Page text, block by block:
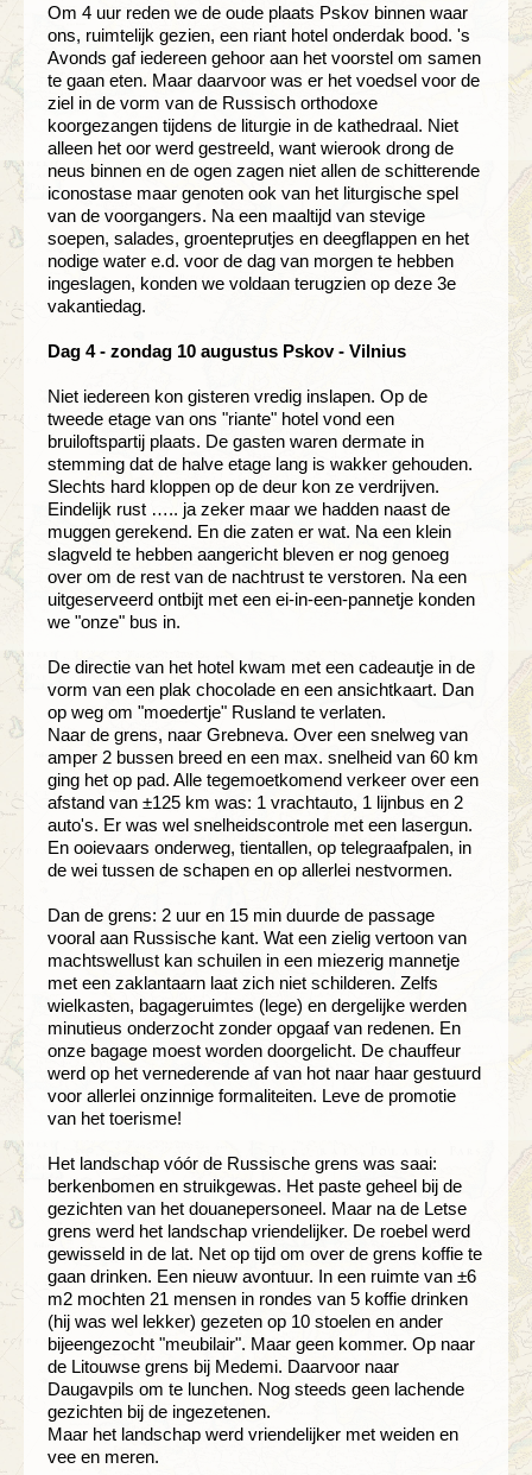
Om 4 uur reden we de oude plaats Pskov binnen waar
ons, ruimtelijk gezien, een riant hotel onderdak bood. 's
Avonds gaf iedereen gehoor aan het voorstel om samen
te gaan eten. Maar daarvoor was er het voedsel voor de
ziel in de vorm van de Russisch orthodoxe
koorgezangen tijdens de liturgie in de kathedraal. Niet
alleen het oor werd gestreeld, want wierook drong de
neus binnen en de ogen zagen niet allen de schitterende
iconostase maar genoten ook van het liturgische spel
van de voorgangers. Na een maaltijd van stevige
soepen, salades, groenteprutjes en deegflappen en het
nodige water e.d. voor de dag van morgen te hebben
ingeslagen, konden we voldaan terugzien op deze 3e
vakantiedag.
Dag 4 - zondag 10 augustus Pskov - Vilnius
Niet iedereen kon gisteren vredig inslapen. Op de
tweede etage van ons "riante" hotel vond een
bruiloftspartij plaats. De gasten waren dermate in
stemming dat de halve etage lang is wakker gehouden.
Slechts hard kloppen op de deur kon ze verdrijven.
Eindelijk rust ….. ja zeker maar we hadden naast de
muggen gerekend. En die zaten er wat. Na een klein
slagveld te hebben aangericht bleven er nog genoeg
over om de rest van de nachtrust te verstoren. Na een
uitgeserveerd ontbijt met een ei-in-een-pannetje konden
we "onze" bus in.
De directie van het hotel kwam met een cadeautje in de
vorm van een plak chocolade en een ansichtkaart. Dan
op weg om "moedertje" Rusland te verlaten.
Naar de grens, naar Grebneva. Over een snelweg van
amper 2 bussen breed en een max. snelheid van 60 km
ging het op pad. Alle tegemoetkomend verkeer over een
afstand van ±125 km was: 1 vrachtauto, 1 lijnbus en 2
auto's. Er was wel snelheidscontrole met een lasergun.
En ooievaars onderweg, tientallen, op telegraafpalen, in
de wei tussen de schapen en op allerlei nestvormen.
Dan de grens: 2 uur en 15 min duurde de passage
vooral aan Russische kant. Wat een zielig vertoon van
machtswellust kan schuilen in een miezerig mannetje
met een zaklantaarn laat zich niet schilderen. Zelfs
wielkasten, bagageruimtes (lege) en dergelijke werden
minutieus onderzocht zonder opgaaf van redenen. En
onze bagage moest worden doorgelicht. De chauffeur
werd op het vernederende af van hot naar haar gestuurd
voor allerlei onzinnige formaliteiten. Leve de promotie
van het toerisme!
Het landschap vóór de Russische grens was saai:
berkenbomen en struikgewas. Het paste geheel bij de
gezichten van het douanepersoneel. Maar na de Letse
grens werd het landschap vriendelijker. De roebel werd
gewisseld in de lat. Net op tijd om over de grens koffie te
gaan drinken. Een nieuw avontuur. In een ruimte van ±6
m2 mochten 21 mensen in rondes van 5 koffie drinken
(hij was wel lekker) gezeten op 10 stoelen en ander
bijeengezocht "meubilair". Maar geen kommer. Op naar
de Litouwse grens bij Medemi. Daarvoor naar
Daugavpils om te lunchen. Nog steeds geen lachende
gezichten bij de ingezetenen.
Maar het landschap werd vriendelijker met weiden en
vee en meren.